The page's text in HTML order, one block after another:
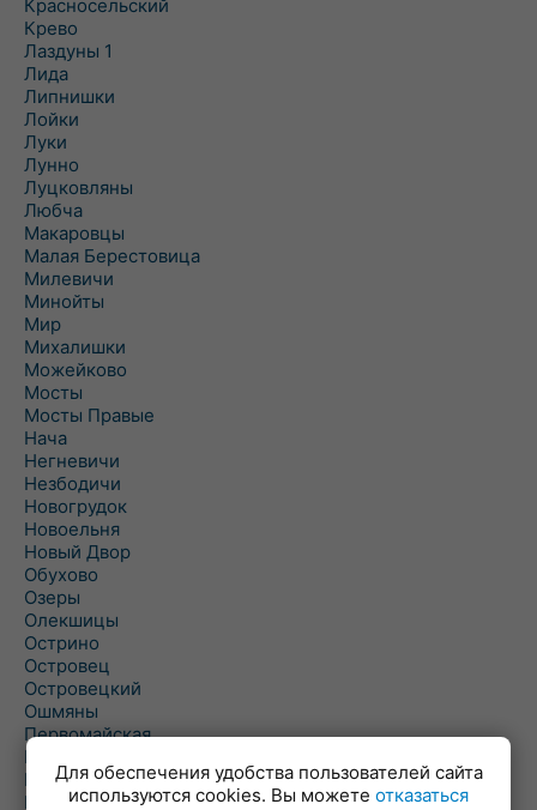
Красносельский
Крево
Лаздуны 1
Лида
Липнишки
Лойки
Луки
Лунно
Луцковляны
Любча
Макаровцы
Малая Берестовица
Милевичи
Минойты
Мир
Михалишки
Можейково
Мосты
Мосты Правые
Нача
Негневичи
Незбодичи
Новогрудок
Новоельня
Новый Двор
Обухово
Озеры
Олекшицы
Острино
Островец
Островецкий
Ошмяны
Первомайская
Первомайский
Пески
Петревичи
Для обеспечения удобства пользователей сайта
используются cookies. Вы можете отказаться